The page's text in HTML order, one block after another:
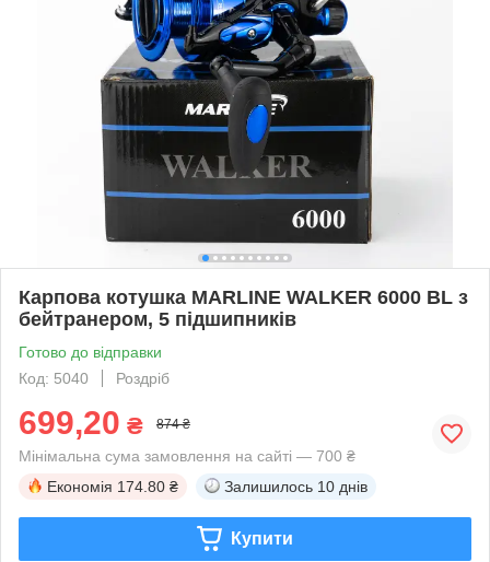
Карпова котушка MARLINE WALKER 6000 BL з
бейтранером, 5 підшипників
Готово до відправки
Код: 5040
Роздріб
699,20 ₴ 874 ₴
Мінімальна сума замовлення на сайті — 700 ₴
Економія 174.80 ₴ Залишилось 10 днів
Купити